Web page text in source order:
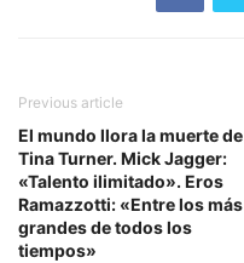
Previous article
El mundo llora la muerte de
Tina Turner. Mick Jagger:
«Talento ilimitado». Eros
Ramazzotti: «Entre los más
grandes de todos los
tiempos»